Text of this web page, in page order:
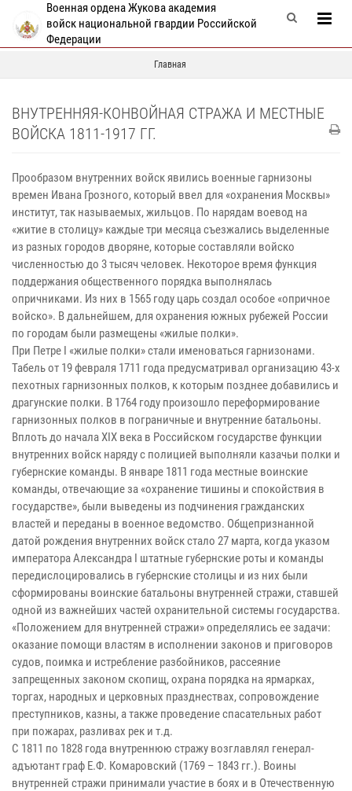
Военная ордена Жукова академия
войск национальной гвардии Российской
Федерации
Главная
ВНУТРЕННЯЯ-КОНВОЙНАЯ СТРАЖА И МЕСТНЫЕ
ВОЙСКА 1811-1917 ГГ.
Прообразом внутренних войск явились военные гарнизоны
времен Ивана Грозного, который ввел для «охранения Москвы»
институт, так называемых, жильцов. По нарядам воевод на
«житие в столицу» каждые три месяца съезжались выделенные
из разных городов дворяне, которые составляли войско
численностью до 3 тысяч человек. Некоторое время функция
поддержания общественного порядка выполнялась
опричниками. Из них в 1565 году царь создал особое «опричное
войско». В дальнейшем, для охранения южных рубежей России
по городам были размещены «жилые полки».
При Петре I «жилые полки» стали именоваться гарнизонами.
Табель от 19 февраля 1711 года предусматривал организацию 43-х
пехотных гарнизонных полков, к которым позднее добавились и
драгунские полки. В 1764 году произошло переформирование
гарнизонных полков в пограничные и внутренние батальоны.
Вплоть до начала XIX века в Российском государстве функции
внутренних войск наряду с полицией выполняли казачьи полки и
губернские команды. В январе 1811 года местные воинские
команды, отвечающие за «охранение тишины и спокойствия в
государстве», были выведены из подчинения гражданских
властей и переданы в военное ведомство. Общепризнанной
датой рождения внутренних войск стало 27 марта, когда указом
императора Александра I штатные губернские роты и команды
передислоцировались в губернские столицы и из них были
сформированы воинские батальоны внутренней стражи, ставшей
одной из важнейших частей охранительной системы государства.
«Положением для внутренней стражи» определялись ее задачи:
оказание помощи властям в исполнении законов и приговоров
судов, поимка и истребление разбойников, рассеяние
запрещенных законом скопищ, охрана порядка на ярмарках,
торгах, народных и церковных празднествах, сопровождение
преступников, казны, а также проведение спасательных работ
при пожарах, разливах рек и т.д.
С 1811 по 1828 года внутреннюю стражу возглавлял генерал-
адъютант граф Е.Ф. Комаровский (1769 – 1843 гг.). Воины
внутренней стражи принимали участие в боях и в Отечественную